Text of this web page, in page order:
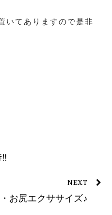
いてありますので是非
NEXT
お尻エクササイズ♪